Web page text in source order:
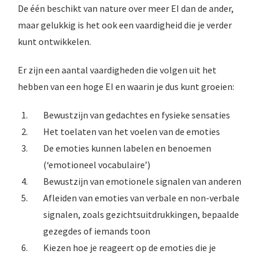
De één beschikt van nature over meer EI dan de ander,
maar gelukkig is het ook een vaardigheid die je verder
kunt ontwikkelen.
Er zijn een aantal vaardigheden die volgen uit het
hebben van een hoge EI en waarin je dus kunt groeien:
Bewustzijn van gedachtes en fysieke sensaties
Het toelaten van het voelen van de emoties
De emoties kunnen labelen en benoemen
(‘emotioneel vocabulaire’)
Bewustzijn van emotionele signalen van anderen
Afleiden van emoties van verbale en non-verbale
signalen, zoals gezichtsuitdrukkingen, bepaalde
gezegdes of iemands toon
Kiezen hoe je reageert op de emoties die je